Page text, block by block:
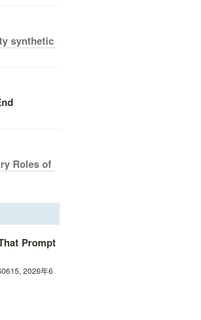
synthetic
Roles of
Prompt
2026年6